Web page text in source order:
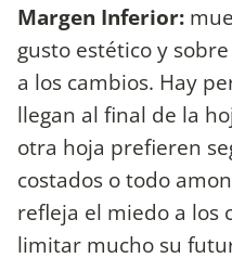
Margen Inferior:
gusto estético y
a los cambios. Hay
llegan al final de la
otra hoja prefieren
costados o todo
refleja el miedo a los
limitar mucho su